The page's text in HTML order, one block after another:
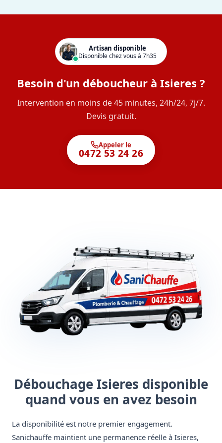
Artisan disponible
Disponible chez vous à 7h35
Besoin d'un déboucheur à Isieres ?
Intervention en moins de 45 minutes, 24h/24, 7j/7.
Devis gratuit.
Appeler le
0472 53 24 26
Débouchage Isieres disponible
quand vous en avez besoin
La disponibilité est notre premier engagement.
Sanichauffe maintient une permanence réelle à Isieres,